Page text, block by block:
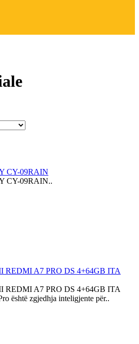
CY-09RAIN
CY-09RAIN..
REDMI A7 PRO DS 4+64GB ITA
REDMI A7 PRO DS 4+64GB ITA
është zgjedhja inteligjente për..